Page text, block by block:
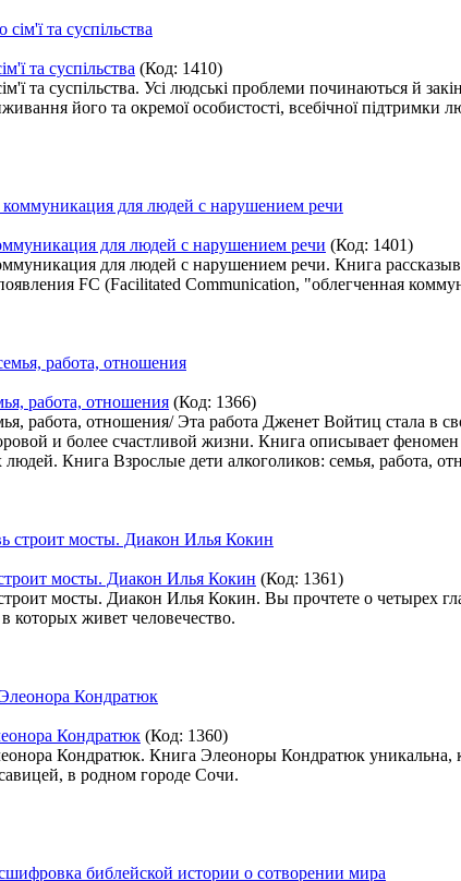
та суспільства (Код: 1410)
та суспільства. Усі людські проблеми починаються й
його та окремої особистості, всебічної підтримки
для людей с нарушением речи (Код: 1401)
для людей с нарушением речи. Книга
FC (Facilitated Communication, "облегченная
работа, отношения (Код: 1366)
работа, отношения/ Эта работа Дженет Войтиц стала
и более счастливой жизни. Книга описывает
Книга Взрослые дети алкоголиков: семья, работа,
мосты. Диакон Илья Кокин (Код: 1361)
мосты. Диакон Илья Кокин. Вы прочтете о четырех
которых живет человечество.
Кондратюк (Код: 1360)
Кондратюк. Книга Элеоноры Кондратюк уникальна,
в родном городе Сочи.